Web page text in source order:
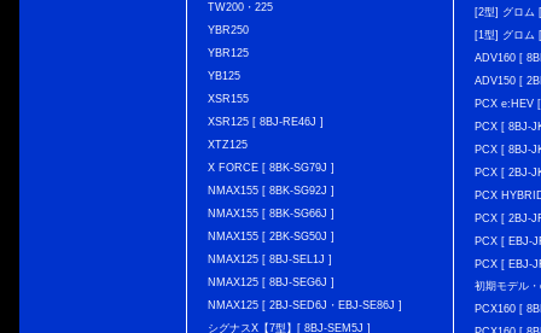
TW200・225
YBR250
YBR125
YB125
XSR155
XSR125 [ 8BJ-RE46J ]
XTZ125
X FORCE [ 8BK-SG79J ]
NMAX155 [ 8BK-SG92J ]
NMAX155 [ 8BK-SG66J ]
NMAX155 [ 2BK-SG50J ]
NMAX125 [ 8BJ-SEL1J ]
NMAX125 [ 8BJ-SEG6J ]
NMAX125 [ 2BJ-SED6J・EBJ-SE86J ]
シグナスX【7型】[ 8BJ-SEM5J ]
[2型] グロム
[1型] グロム
ADV160 [
ADV150 [
PCX e:HEV
PCX [ 8BJ-
PCX [ 8BJ-
PCX [ 2BJ-
PCX
PCX [ 2BJ-
PCX [ EBJ-
PCX [ EBJ-
初期モデル
PCX160 [